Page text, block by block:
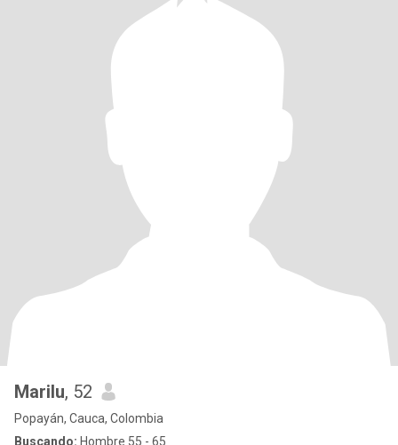
Marilu, 52
Popayán, Cauca, Colombia
Buscando: Hombre 55 - 65